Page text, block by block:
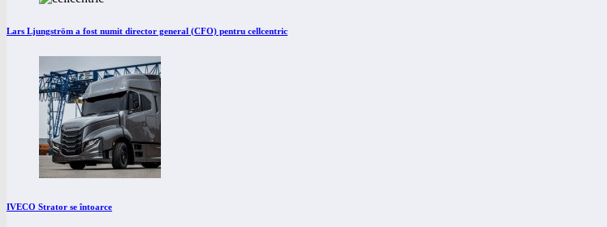
Lars Ljungström a fost numit director general (CFO) pentru cellcentric
IVECO Strator se întoarce